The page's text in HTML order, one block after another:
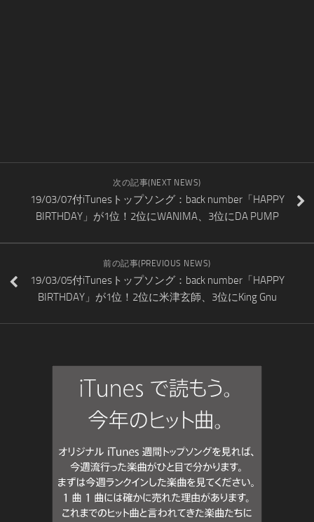
次の記事(NEXT NEWS)
19/03/07付iTunesトップソング：back number「HAPPY
BIRTHDAY」が1位！2位にWANIMA、3位にDA PUMP
前の記事(PREVIOUS NEWS)
19/03/05付iTunesトップソング：back number「HAPPY
BIRTHDAY」が1位！2位に米津玄師、3位にKing Gnu